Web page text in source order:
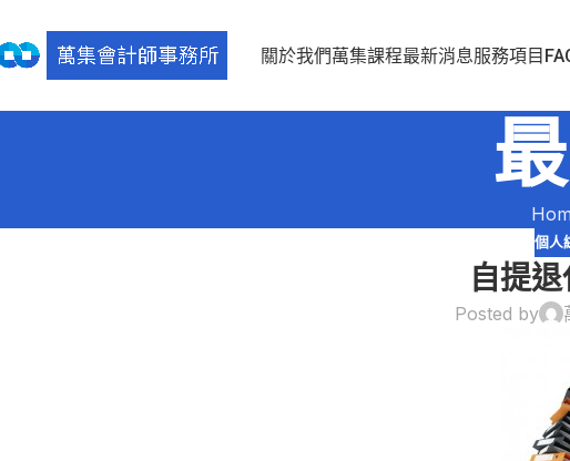
關於我們萬集課程最新消息服務項目
個人
自提
Posted by